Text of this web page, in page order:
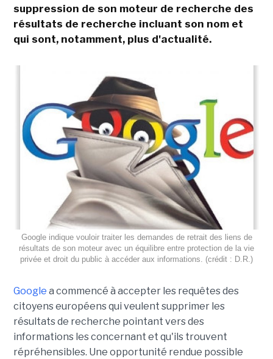
suppression de son moteur de recherche des
résultats de recherche incluant son nom et
qui sont, notamment, plus d'actualité.
Google indique vouloir traiter les demandes de retrait des liens de
résultats de son moteur avec un équilibre entre protection de la vie
privée et droit du public à accéder aux informations. (crédit : D.R.)
Google a commencé à accepter les requêtes des
citoyens européens qui veulent supprimer les
résultats de recherche pointant vers des
informations les concernant et qu'ils trouvent
répréhensibles. Une opportunité rendue possible